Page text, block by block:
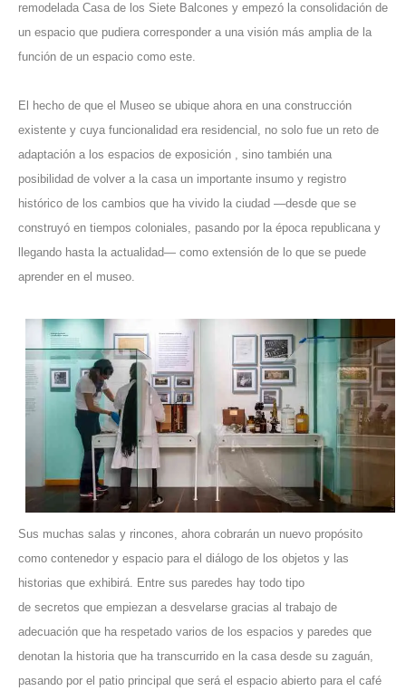
remodelada Casa de los Siete Balcones y empezó la consolidación de
un espacio que pudiera corresponder a una visión más amplia de la
función de un espacio como este.
El hecho de que el Museo se ubique ahora en una construcción
existente y cuya funcionalidad era residencial, no solo fue un reto de
adaptación a los espacios de exposición , sino también una
posibilidad de volver a la casa un importante insumo y registro
histórico de los cambios que ha vivido la ciudad —desde que se
construyó en tiempos coloniales , pasando por la época republicana y
llegando hasta la actualidad— como extensión de lo que se puede
aprender en el museo.
Sus muchas salas y rincones, ahora cobrarán un nuevo propósito
como contenedor y espacio para el diálogo de los objetos y las
historias que exhibirá. Entre sus paredes hay todo tipo
de secretos que empiezan a desvelarse gracias al trabajo de
adecuación que ha respetado varios de los espacios y paredes que
denotan la historia que ha transcurrido en la casa desde su zaguán,
pasando por el patio principal que será el espacio abierto para el café